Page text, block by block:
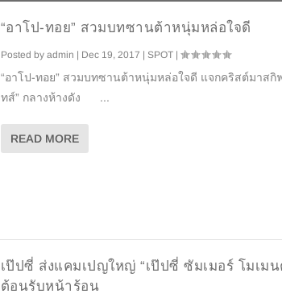
“อาโป-ทอย” สวมบทซานต้าหนุ่มหล่อใจดี
Posted by admin | Dec 19, 2017 | SPOT|
“อาโป-ทอย” สวมบทซานต้าหนุ่มหล่อใจดี แจกคริสต์มาสกิ
ทส์” กลางห้างดัง ...
READ MORE
เป๊ปซี่ ส่งแคมเปญใหญ่ “เป๊ปซี่ ซัมเมอร์ โมเมน
ต้อนรับหน้าร้อน